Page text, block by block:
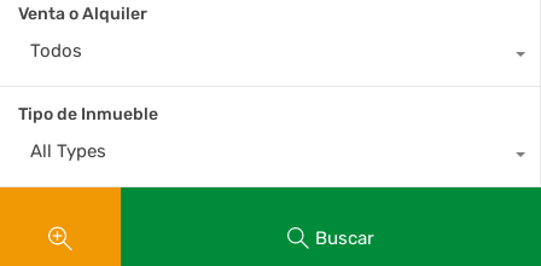
Venta o Alquiler
Todos
Tipo de Inmueble
All Types
Buscar